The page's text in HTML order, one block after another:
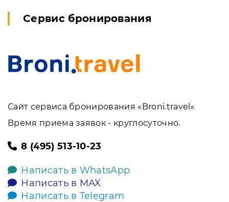
Сервис бронирования
Сайт сервиса бронирования «Broni.travel»
Время приема заявок - круглосуточно.
8 (495) 513-10-23
Написать в WhatsApp
Написать в MAX
Написать в Telegram